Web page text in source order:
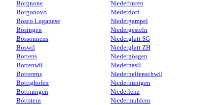
Borgnone
Borgonovo
Bosco Luganese
Bösingen
Bossonnens
Boswil
Bottens
Bottenwil
Botterens
Bottighofen
Bottmingen
Böttstein
Niederbüren
Niederdorf
Niedergampel
Niedergesteln
Niederglatt SG
Niederglatt ZH
Niedergösgen
Niederhasli
Niederhelfenschwil
Niederhünigen
Niederlenz
Niedermuhlern